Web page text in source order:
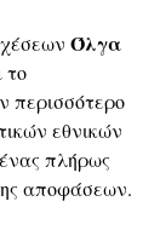
Όλγα
το
περισσότερο
εθνικών
πλήρως
αποφάσεων.